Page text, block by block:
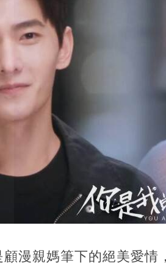
顧漫親媽筆下的絕美愛情